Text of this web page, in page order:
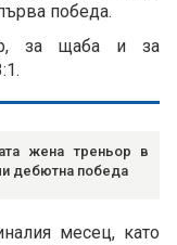
победа.
за щаба и за
жена треньор в
дебютна победа
месец, като